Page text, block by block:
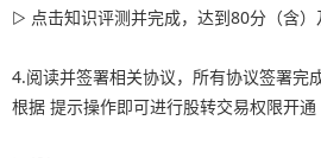
▷ 点击知识评测并完成，达到80分（含）
4.阅读并签署相关协议，所有协议签署完
根据 提示操作即可进行股转交易权限开通